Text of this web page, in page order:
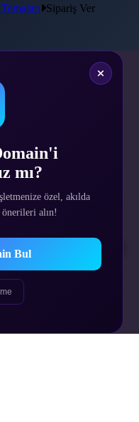
Sipariş Ver
mı?
özel, akılda
önerileri alın!
Bul
seçin.
fırsatını